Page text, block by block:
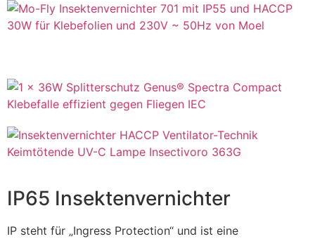
IP65 Insektenvernichter
IP steht für „Ingress Protection“ und ist eine